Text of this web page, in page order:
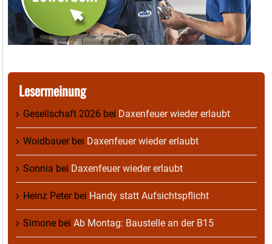
Lesermeinung
Gesellschaft 2026 bei Daxenfeuer wieder erlaubt
Woidbauerbei Daxenfeuer wieder erlaubt
Sonnia bei Daxenfeuer wieder erlaubt
Heinz Peterbei Handy statt Aufsichtspflicht
Simone bei Ab Montag: Baustelle an der B15